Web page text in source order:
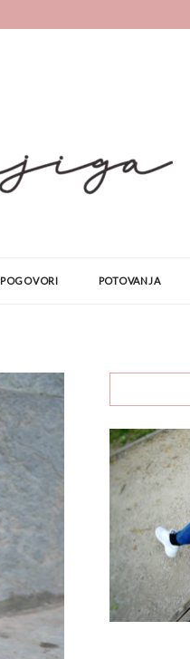
POGOVORI POTOVANJA